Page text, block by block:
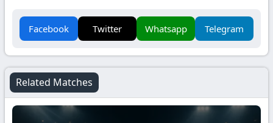
Facebook Twitter Whatsapp Telegram
Related Matches